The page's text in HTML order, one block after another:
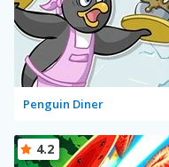
Penguin Diner
4.2